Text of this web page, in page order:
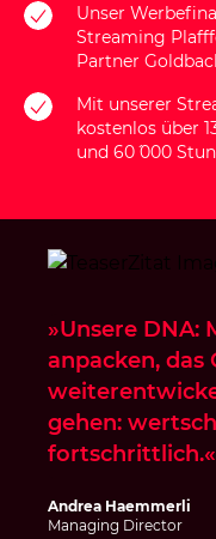
Unser
Streaming
Partner
Mit unserer
kostenlos über
und 60´ 000
Andrea Haemmerli
Managing Director
»Unsere DNA:
anpacken, das
gehen:
fortschrittlich.«